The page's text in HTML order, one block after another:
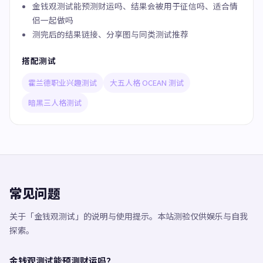
金钱观测试能预测财运吗、结果会被用于征信吗、适合情
侣一起做吗
测完后的结果链接、分享图与同类测试推荐
搭配测试
霍兰德职业兴趣测试
大五人格 OCEAN 测试
暗黑三人格测试
常见问题
关于「金钱观测试」的说明与使用提示。本站测验仅供娱乐与自我
探索。
金钱观测试能预测财运吗？